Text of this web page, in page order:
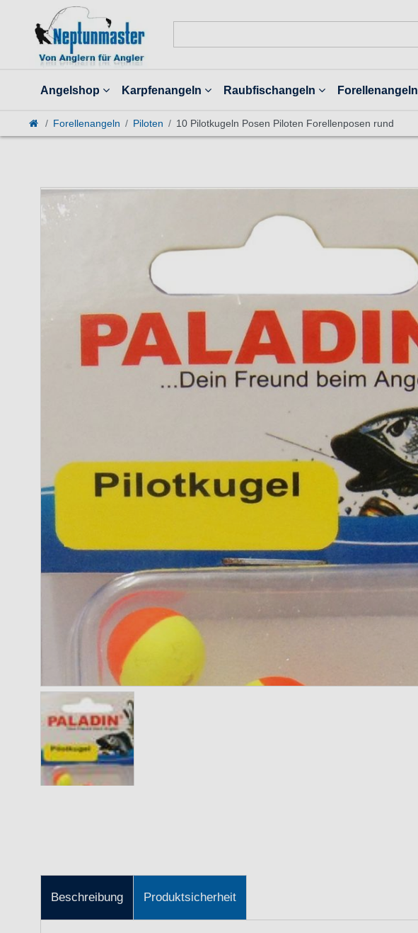
Angelshop Karpfenangeln Raubfischangeln Forellenangeln
Forellenangeln Piloten 10 Pilotkugeln Posen Piloten Forellenposen rund
Beschreibung Produktsicherheit